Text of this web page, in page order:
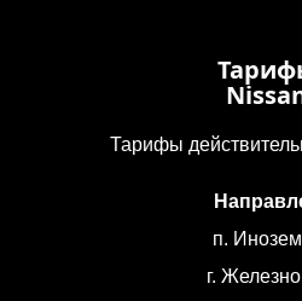
Тарифы
п.
г.